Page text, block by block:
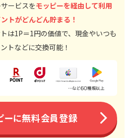
ービスをモッピーを経由して利用
トがどんどん貯まる！
は1P＝1円の価値で、現金やいつも
トなどに交換可能！
ーに無料会員登録